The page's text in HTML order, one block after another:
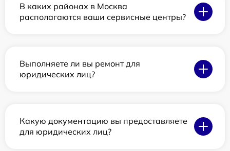
В каких районах в Москва
располагаются ваши сервисные центры?
Выполняете ли вы ремонт для
юридических лиц?
Какую документацию вы предоставляете
для юридических лиц?